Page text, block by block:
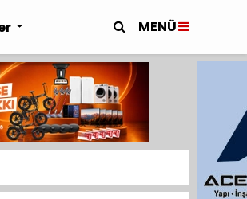
MENÜ